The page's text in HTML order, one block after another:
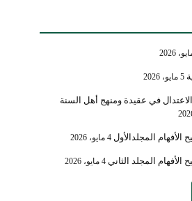
5 مايو، 2026
في عقيدة ومنهج أهل السنة
الأفهام المجلدالأول 4 مايو، 2026
الأفهام المجلد الثاني 4 مايو، 2026